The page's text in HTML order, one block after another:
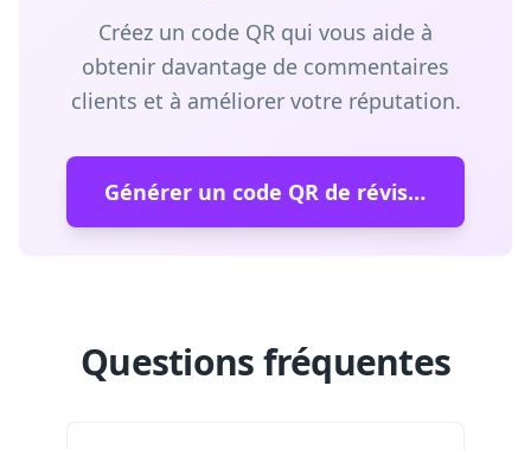
Créez un code QR qui vous aide à
obtenir davantage de commentaires
clients et à améliorer votre réputation.
Générer un code QR de révision
Questions fréquentes